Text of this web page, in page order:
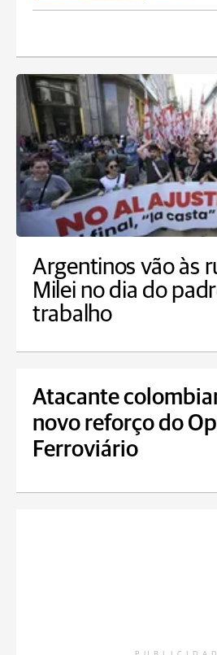
Argentinos vão às
Milei no dia do
trabalho
Atacante
novo reforço do
Ferroviário